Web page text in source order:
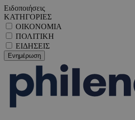
Ειδοποιήσεις
ΚΑΤΗΓΟΡΙΕΣ
ΟΙΚΟΝΟΜΙΑ
ΠΟΛΙΤΙΚΗ
ΕΙΔΗΣΕΙΣ